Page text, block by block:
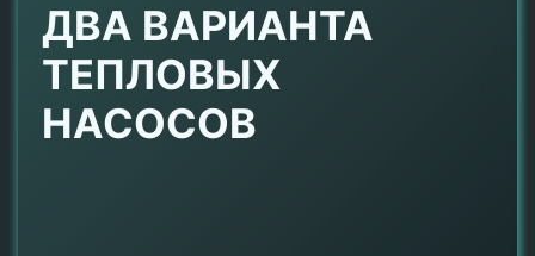
ДВА ВАРИАНТА
ТЕПЛОВЫХ
НАСОСОВ